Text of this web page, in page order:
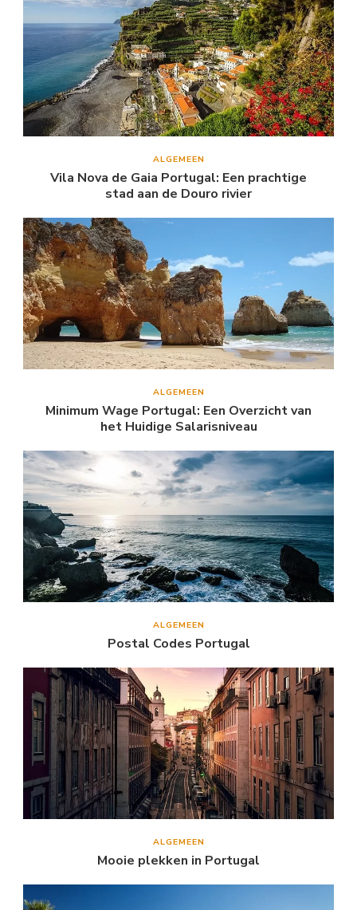
ALGEMEEN
Vila Nova de Gaia Portugal: Een prachtige
stad aan de Douro rivier
ALGEMEEN
Minimum Wage Portugal: Een Overzicht van
het Huidige Salarisniveau
ALGEMEEN
Postal Codes Portugal
ALGEMEEN
Mooie plekken in Portugal